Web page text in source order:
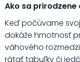
Ako sa
Keď počúvame
dokáže hmotnosť
váhového
rátať tabuľky či